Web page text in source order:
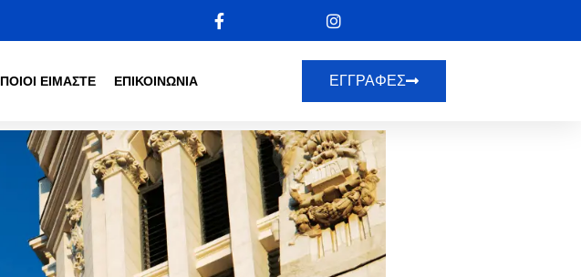
ΠΟΙΟΙ ΕΙΜΑΣΤΕ ΕΠΙΚΟΙΝΩΝΙΑ ΕΓΓΡΑΦΕΣ